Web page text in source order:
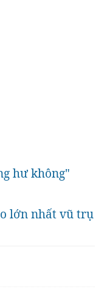
hư không"
lớn nhất vũ trụ